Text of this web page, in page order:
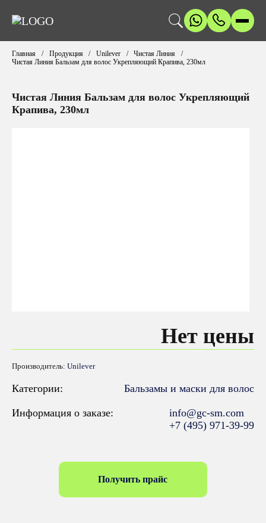
Главная Продукция Unilever
Чистая Линия
Чистая Линия Бальзам для волос Укрепляющий Крапива, 230мл
Чистая Линия Бальзам для волос Укрепляющий
Крапива, 230мл
Нет цены
Производитель:Unilever
Категории: Бальзамы и маски для волос
Информация о заказе:
info@gc-sm.com
+7 (495) 971-39-99
Получить прайс